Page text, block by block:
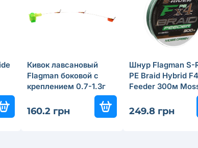
Кивок лавсановый
Flagman боковой с
креплением 0.7-1.3г
160.2 грн
Шнур Flagman S-
PE Braid Hybrid F4
Feeder 300м
249.8 грн